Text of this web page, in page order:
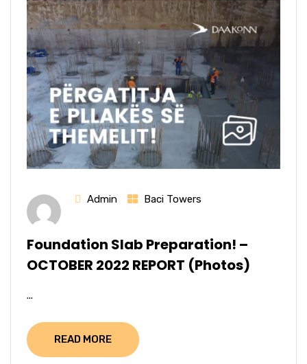
Admin Baci Towers
Foundation Slab Preparation! –
OCTOBER 2022 REPORT (Photos)
...
READ MORE